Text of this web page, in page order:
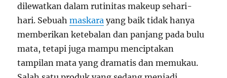
dilewatkan dalam rutinitas makeup sehari-
hari. Sebuahmaskara yang baik tidak hanya
memberikan ketebalan dan panjang pada bulu
mata, tetapi juga mampu menciptakan
tampilan mata yang dramatis dan memukau.